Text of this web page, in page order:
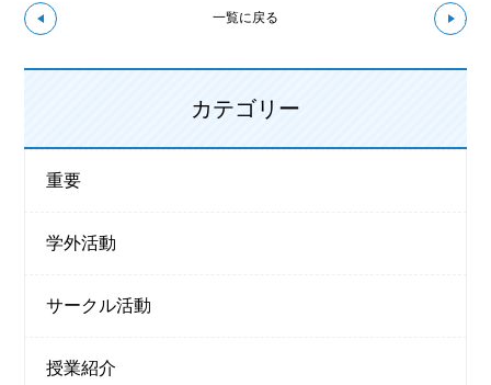
↼前の記事へ 次
一覧に戻る
カテゴリー
重要
学外活動
サークル活動
授業紹介